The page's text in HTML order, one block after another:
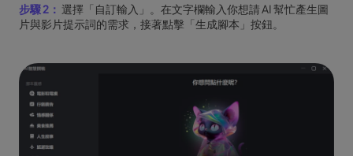
步驟 2： 選擇「自訂輸入」。在文字欄輸入你想請 AI 幫忙產生圖
片與影片提示詞的需求，接著點擊「生成腳本」按鈕。